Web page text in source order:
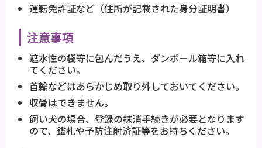
運転免許証など（住所が記載された身分証明書）
注意事項
遮水性の袋等に包んだうえ、ダンボール箱等に入れ
てください。
首輪などはあらかじめ取り外しておいてください。
収骨はできません。
飼い犬の場合、登録の抹消手続きが必要となります
ので、鑑札や予防注射済証等をお持ちください。